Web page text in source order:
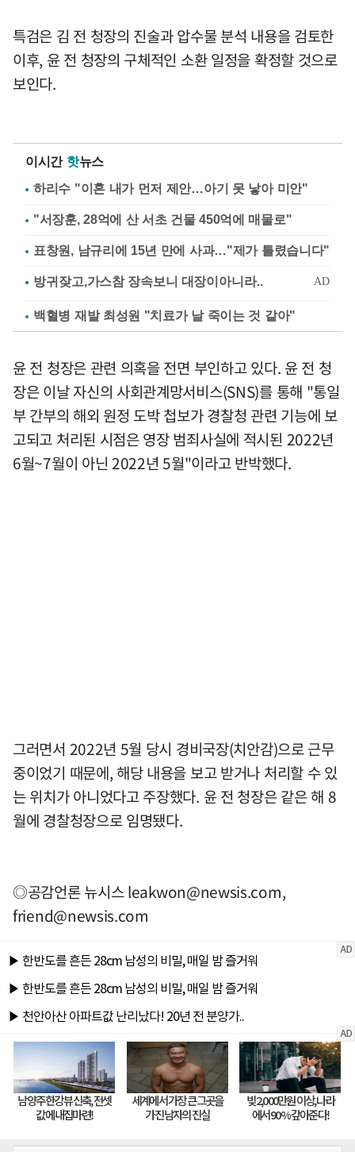
특검은 김 전 청장의 진술과 압수물 분석 내용을 검토한
이후, 윤 전 청장의 구체적인 소환 일정을 확정할 것으로
보인다.
이시간 핫뉴스
하리수 "이혼 내가 먼저 제안…아기 못 낳아 미안"
"서장훈, 28억에 산 서초 건물 450억에 매물로"
표창원, 남규리에 15년 만에 사과…"제가 틀렸습니다"
백혈병 재발 최성원 "치료가 날 죽이는 것 같아"
윤 전 청장은 관련 의혹을 전면 부인하고 있다. 윤 전 청
장은 이날 자신의 사회관계망서비스(SNS)를 통해 "통일
부 간부의 해외 원정 도박 첩보가 경찰청 관련 기능에 보
고되고 처리된 시점은 영장 범죄사실에 적시된 2022년
6월~7월이 아닌 2022년 5월"이라고 반박했다.
그러면서 2022년 5월 당시 경비국장(치안감)으로 근무
중이었기 때문에, 해당 내용을 보고 받거나 처리할 수 있
는 위치가 아니었다고 주장했다. 윤 전 청장은 같은 해 8
월에 경찰청장으로 임명됐다.
◎공감언론 뉴시스leakwon@newsis.com,
friend@newsis.com